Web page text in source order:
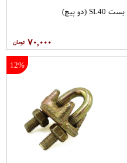
بست SL40 (دو پیچ)
۷۰,۰۰۰
12%